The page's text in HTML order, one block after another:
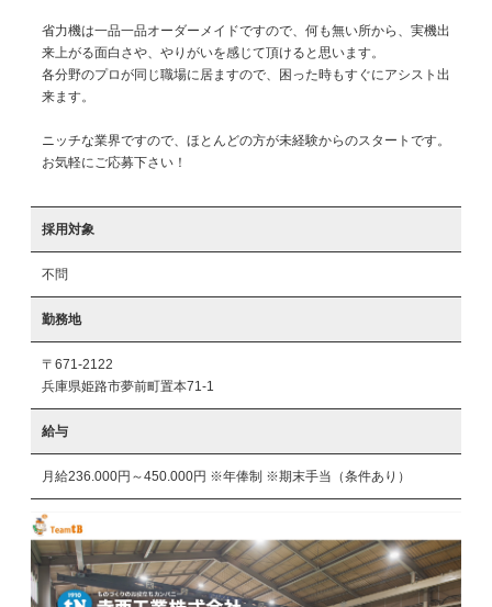
省力機は一品一品オーダーメイドですので、何も無い所から、実機出
来上がる面白さや、やりがいを感じて頂けると思います。
各分野のプロが同じ職場に居ますので、困った時もすぐにアシスト出
来ます。
ニッチな業界ですので、ほとんどの方が未経験からのスタートです。
お気軽にご応募下さい！
採用対象
不問
勤務地
〒671-2122
兵庫県姫路市夢前町置本71-1
給与
月給236.000円～450.000円 ※年俸制 ※期末手当（条件あり）